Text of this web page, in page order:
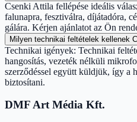
Csenki Attila fellépése ideális
falunapra, fesztiválra, díjátadóra,
gálára. Kérjen ajánlatot az Ön
Milyen technikai feltételek kellenek
Technikai igények: Technikai
hangosítás, vezeték nélküli
szerződéssel együtt küldjük, így a
biztosítani.
DMF Art Média Kft.